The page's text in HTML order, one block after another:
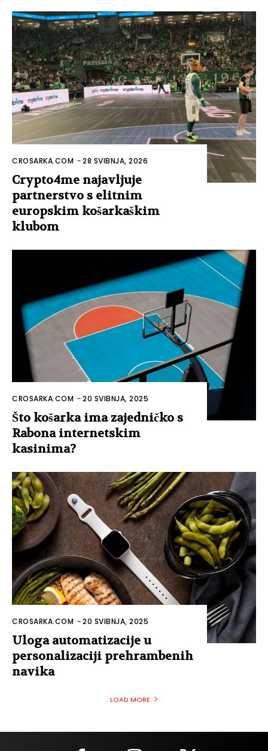
CROSARKA.COM -28 SVIBNJA, 2026
Crypto4me najavljuje
partnerstvo s elitnim
europskim košarkaškim
klubom
CROSARKA.COM -20 SVIBNJA, 2025
Što košarka ima zajedničko s
Rabona internetskim
kasinima?
CROSARKA.COM -20 SVIBNJA, 2025
Uloga automatizacije u
personalizaciji prehrambenih
navika
LOAD MORE